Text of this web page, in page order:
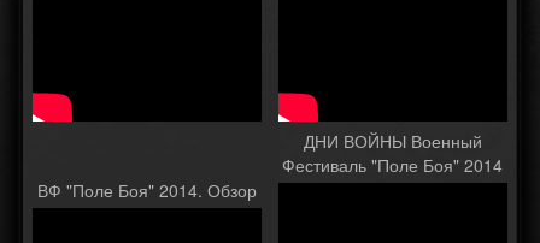
ВФ "Поле Боя" 2014. Обзор
ДНИ ВОЙНЫ Военный
Фестиваль "Поле Боя" 2014